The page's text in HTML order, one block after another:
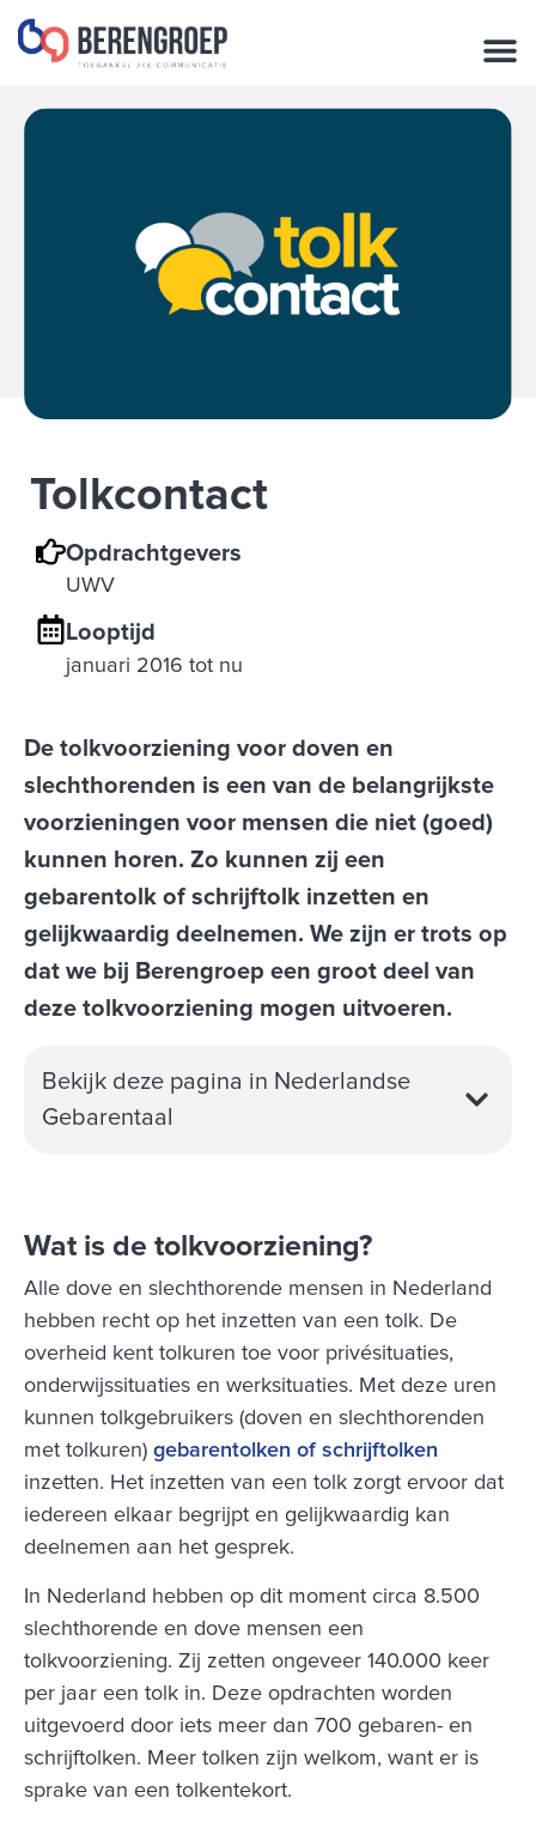
de
inhoud
Tolkcontact
Opdrachtgevers
UWV
Looptijd
januari 2016 tot nu
De tolkvoorziening voor doven en
slechthorenden is een van de belangrijkste
voorzieningen voor mensen die niet (goed)
kunnen horen. Zo kunnen zij een
gebarentolk of schrijftolk inzetten en
gelijkwaardig deelnemen. We zijn er trots op
dat we bij Berengroep een groot deel van
deze tolkvoorziening mogen uitvoeren.
Bekijk deze pagina in Nederlandse
Gebarentaal
Wat is de tolkvoorziening?
Alle dove en slechthorende mensen in Nederland
hebben recht op het inzetten van een tolk. De
overheid kent tolkuren toe voor privésituaties,
onderwijssituaties en werksituaties. Met deze uren
kunnen tolkgebruikers (doven en slechthorenden
met tolkuren) gebarentolken of schrijftolken
inzetten. Het inzetten van een tolk zorgt ervoor dat
iedereen elkaar begrijpt en gelijkwaardig kan
deelnemen aan het gesprek.
In Nederland hebben op dit moment circa 8.500
slechthorende en dove mensen een
tolkvoorziening. Zij zetten ongeveer 140.000 keer
per jaar een tolk in. Deze opdrachten worden
uitgevoerd door iets meer dan 700 gebaren- en
schrijftolken. Meer tolken zijn welkom, want er is
sprake van een tolkentekort.